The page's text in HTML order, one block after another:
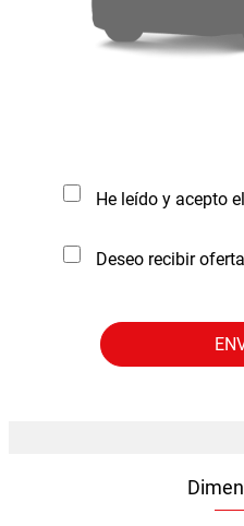
He leído y acepto el
Deseo recibir